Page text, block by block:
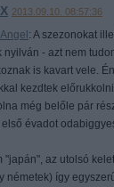
2013.09.10. 08:57:36
: A szezonokat
nyilván - azt nem
is kavart vele.
kezdtek
még belőle pár
évadot
"japán", az utolsó
németek) így